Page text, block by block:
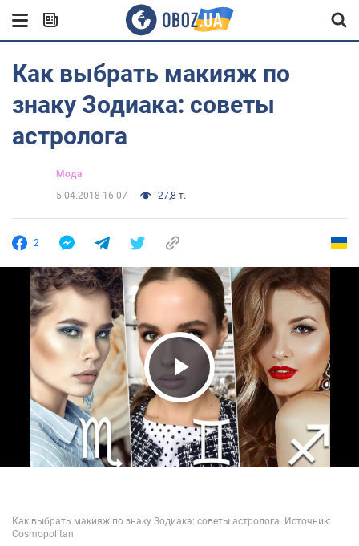
Как выбрать макияж по
знаку Зодиака: советы
астролога
Мода
5.04.2018 16:07
27,8 т.
2
Play Video